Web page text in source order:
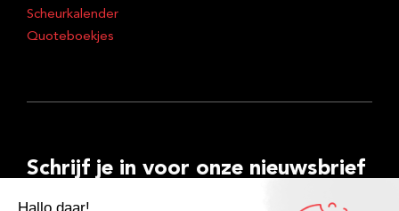
Scheurkalender
Quoteboekjes
Schrijf je in voor onze nieuwsbrief